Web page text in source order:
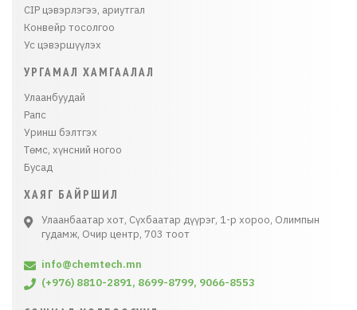
CIP цэвэрлэгээ, ариутгал
Конвейр тосолгоо
Ус цэвэршүүлэх
УРГАМАЛ ХАМГААЛАЛ
Улаанбуудай
Рапс
Уринш бэлтгэх
Төмс, хүнсний ногоо
Бусад
ХАЯГ БАЙРШИЛ
Улаанбаатар хот, Сүхбаатар дүүрэг, 1-р хороо, Олимпын
гудамж, Очир центр, 703 тоот
info@chemtech.mn
(+976) 8810-2891, 8699-8799, 9066-8553